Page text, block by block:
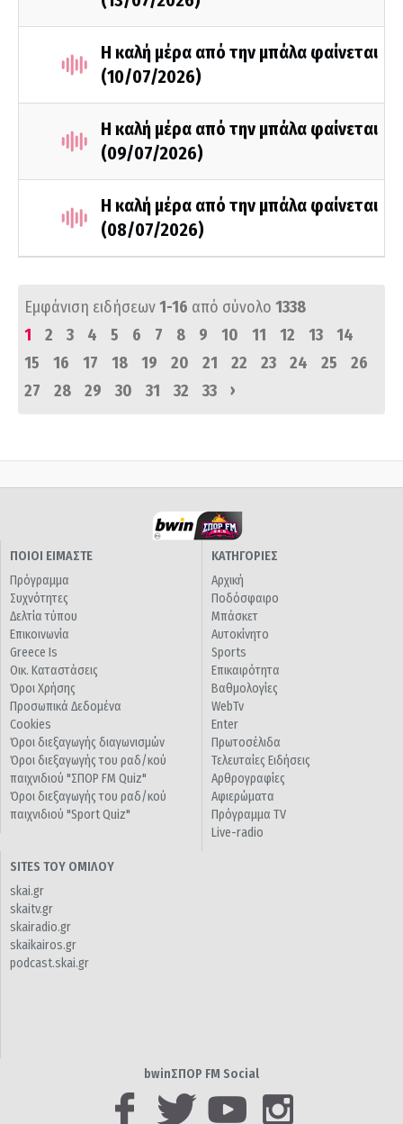
Η καλή μέρα από την μπάλα φαίνεται
(10/07/2026)
Η καλή μέρα από την μπάλα φαίνεται
(09/07/2026)
Η καλή μέρα από την μπάλα φαίνεται
(08/07/2026)
Εμφάνιση ειδήσεων1-16 από σύνολο 1338
1
2 3 4 5 6 7 8 9 10 11 12 13
14
15
16 17 18 19 20 21 22 23 24 25
26
27
28 29 30 31 32 33 ›
ΠΟΙΟΙ ΕΙΜΑΣΤΕ
Πρόγραμμα
Συχνότητες
Δελτία τύπου
Επικοινωνία
Greece Is
Οικ. Καταστάσεις
Όροι Χρήσης
Προσωπικά Δεδομένα
Cookies
Όροι διεξαγωγής διαγωνισμών
Όροι διεξαγωγής του ραδ/κού
παιχνιδιού "ΣΠΟΡ FM Quiz"
Όροι διεξαγωγής του ραδ/κού
παιχνιδιού "Sport Quiz"
ΚΑΤΗΓΟΡΙΕΣ
Αρχική
Ποδόσφαιρο
Μπάσκετ
Αυτοκίνητο
Sports
Επικαιρότητα
Βαθμολογίες
WebTv
Enter
Πρωτοσέλιδα
Τελευταίες Ειδήσεις
Αρθρογραφίες
Αφιερώματα
Πρόγραμμα TV
Live-radio
SITES ΤΟΥ ΟΜΙΛΟΥ
skai.gr
skaitv.gr
skairadio.gr
skaikairos.gr
podcast.skai.gr
bwinΣΠΟΡ FM Social